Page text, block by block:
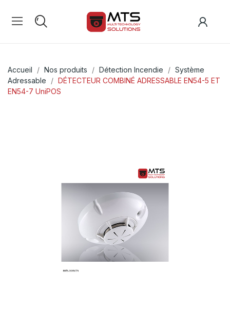
Accueil Nos produits Détection Incendie
Système
Adressable
DÉTECTEUR COMBINÉ ADRESSABLE EN54-5 ET
EN54-7 UniPOS